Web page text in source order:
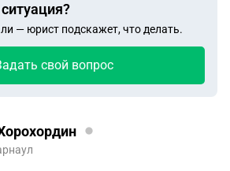
— юрист подскажет, что делать.
свой вопрос